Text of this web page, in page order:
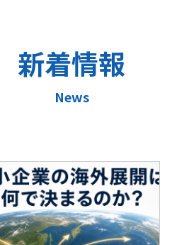
新着情報
News